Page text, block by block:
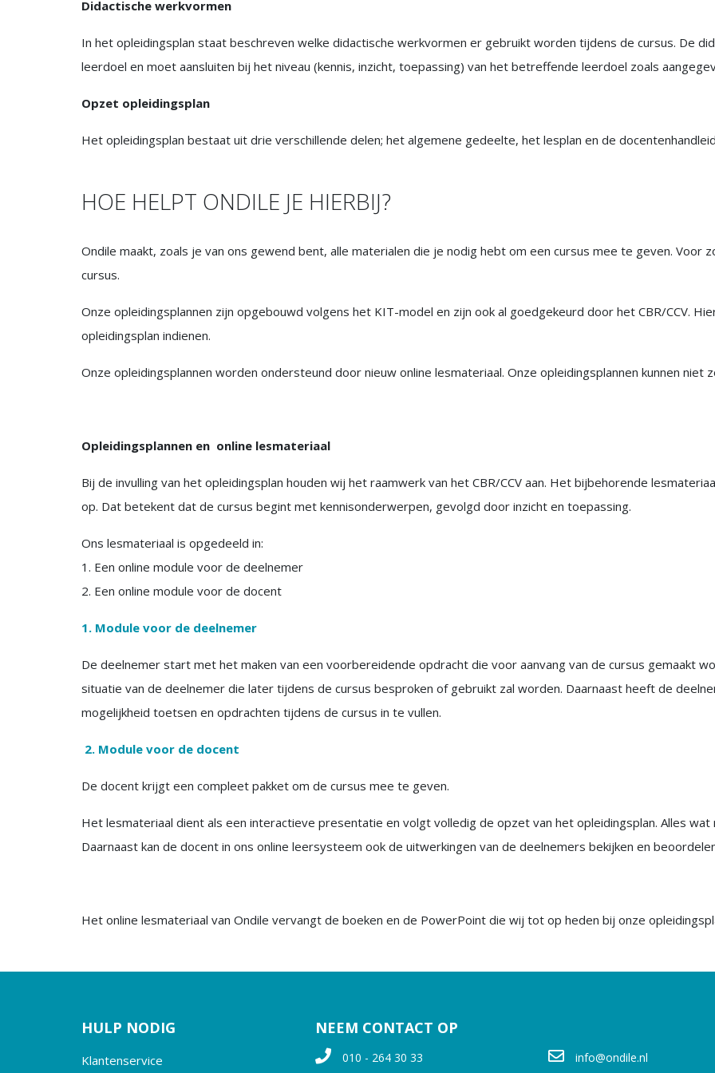
Didactische werkvormen
In het opleidingsplan staat beschreven welke didactische werkvormen er gebruikt worden tijdens de cursus. De
leerdoel en moet aansluiten bij het niveau (kennis, inzicht, toepassing) van het betreffende leerdoel zoals
Opzet opleidingsplan
Het opleidingsplan bestaat uit drie verschillende delen; het algemene gedeelte, het lesplan en de
HOE HELPT ONDILE JE HIERBIJ?
Ondile maakt, zoals je van ons gewend bent, alle materialen die je nodig hebt om een cursus mee te geven. Voor
cursus.
Onze opleidingsplannen zijn opgebouwd volgens het KIT-model en zijn ook al goedgekeurd door het CBR/CCV.
opleidingsplan indienen.
Onze opleidingsplannen worden ondersteund door nieuw online lesmateriaal. Onze opleidingsplannen kunnen
Opleidingsplannen en online lesmateriaal
Bij de invulling van het opleidingsplan houden wij het raamwerk van het CBR/CCV aan. Het bijbehorende
op. Dat betekent dat de cursus begint met kennisonderwerpen, gevolgd door inzicht en toepassing.
Ons lesmateriaal is opgedeeld in:
1. Een online module voor de deelnemer
2. Een online module voor de docent
1. Module voor de deelnemer
De deelnemer start met het maken van een voorbereidende opdracht die voor aanvang van de cursus gemaakt
situatie van de deelnemer die later tijdens de cursus besproken of gebruikt zal worden. Daarnaast heeft de
mogelijkheid toetsen en opdrachten tijdens de cursus in te vullen.
2. Module voor de docent
De docent krijgt een compleet pakket om de cursus mee te geven.
Het lesmateriaal dient als een interactieve presentatie en volgt volledig de opzet van het opleidingsplan. Alles
Daarnaast kan de docent in ons online leersysteem ook de uitwerkingen van de deelnemers bekijken en
Het online lesmateriaal van Ondile vervangt de boeken en de PowerPoint die wij tot op heden bij onze
HULP NODIG
Klantenservice
NEEM CONTACT OP
010 - 264 30 33 info@ondile.nl